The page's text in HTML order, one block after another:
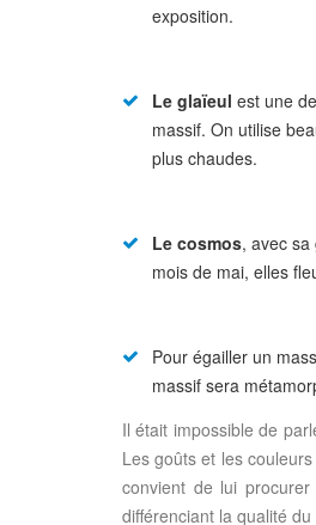
exposition.
Le glaïeul est une
massif. On utilise
plus chaudes.
Le cosmos, avec
mois de mai, elles
Pour égailler un
massif sera
Il était impossible de
Les goûts et les
convient de lui
différenciant la qualité